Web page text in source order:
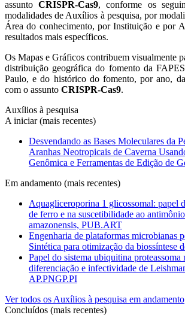
assuntoCRISPR-Cas9, conforme os
modalidades de Auxílios à pesquisa, por
Área do conhecimento, por Instituição e por
resultados mais específicos.
Os Mapas e Gráficos contribuem visualmente
distribuição geográfica do fomento da
Paulo, e do histórico do fomento, por ano,
com o assunto CRISPR-Cas9.
Auxílios à pesquisa
A iniciar (mais recentes)
Desvendando as Bases Moleculares da
Aranhas Neotropicais de Caverna
Genômica e Ferramentas de Edição de
Em andamento (mais recentes)
Aquagliceroporina 1 glicossomal: papel
de ferro e na suscetibilidade ao
amazonensis, PUB.ART
Engenharia de plataformas microbianas
Sintética para otimização da biossíntese
Papel do sistema ubiquitina proteassoma
diferenciação e infectividade de
AP.PNGP.PI
Ver todos os Auxílios à pesquisa em andamento
Concluídos (mais recentes)